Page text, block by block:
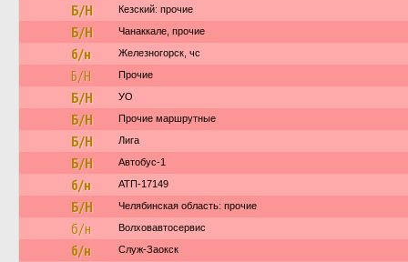
Б/Н Кезский: прочие
Б/Н Чанаккале, прочие
б/н Железногорск, чс
Б/Н Прочие
Б/Н УО
Б/Н Прочие маршрутные
Б/Н Лига
Б/Н Автобус-1
б/н АТП-17149
Б/Н Челябинская область: прочие
б/н Волховавтосервис
б/н Служ-Заокск